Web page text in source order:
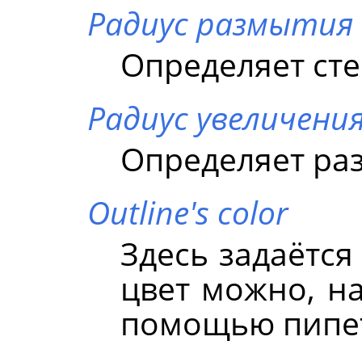
Радиус
Определяет
Радиус
Определяет
Outline's color
Здесь
цвет можно,
помощью